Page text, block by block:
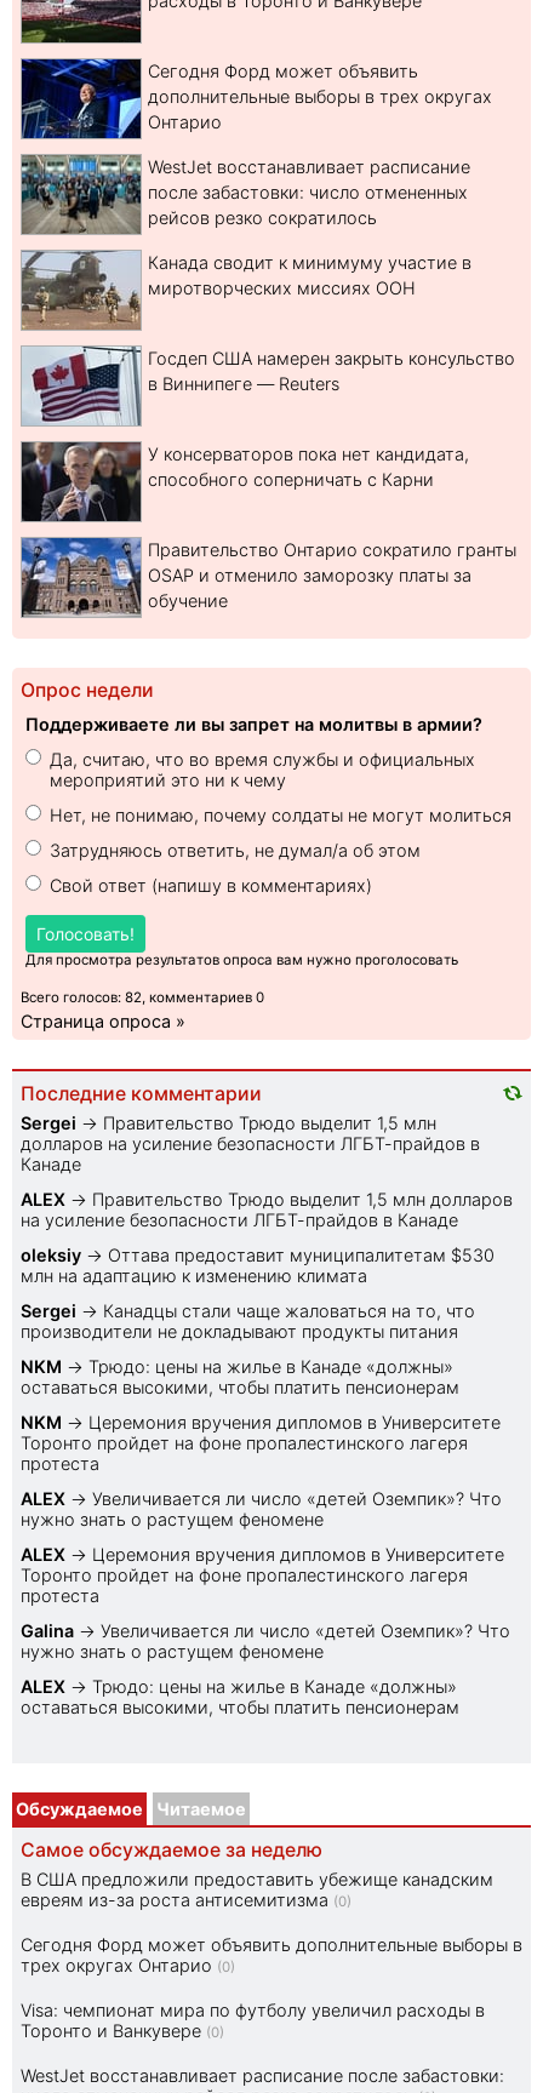
Сегодня Форд может объявить
дополнительные выборы в трех округах
Онтарио
WestJet восстанавливает расписание
после забастовки: число отмененных
рейсов резко сократилось
Канада сводит к минимуму участие в
миротворческих миссиях ООН
Госдеп США намерен закрыть консульство
в Виннипеге — Reuters
У консерваторов пока нет кандидата,
способного соперничать с Карни
Правительство Онтарио сократило гранты
OSAP и отменило заморозку платы за
обучение
Опрос недели
Поддерживаете ли вы запрет на молитвы в армии?
Да, считаю, что во время службы и официальных
мероприятий это ни к чему
Нет, не понимаю, почему солдаты не могут молиться
Затрудняюсь ответить, не думал/а об этом
Свой ответ (напишу в комментариях)
Голосовать!
Для просмотра результатов опроса вам нужно проголосовать
Всего голосов: 82, комментариев 0
Страница опроса »
Последние комментарии
Sеrgei → Правительство Трюдо выделит 1,5 млн
долларов на усиление безопасности ЛГБТ-прайдов в
Канаде
ALEX → Правительство Трюдо выделит 1,5 млн долларов
на усиление безопасности ЛГБТ-прайдов в Канаде
oleksiy → Оттава предоставит муниципалитетам $530
млн на адаптацию к изменению климата
Sеrgei → Канадцы стали чаще жаловаться на то, что
производители не докладывают продукты питания
NKM → Трюдо: цены на жилье в Канаде «должны»
оставаться высокими, чтобы платить пенсионерам
NKM → Церемония вручения дипломов в Университете
Торонто пройдет на фоне пропалестинского лагеря
протеста
ALEX → Увеличивается ли число «детей Оземпик»? Что
нужно знать о растущем феномене
ALEX → Церемония вручения дипломов в Университете
Торонто пройдет на фоне пропалестинского лагеря
протеста
Galina → Увеличивается ли число «детей Оземпик»? Что
нужно знать о растущем феномене
ALEX → Трюдо: цены на жилье в Канаде «должны»
оставаться высокими, чтобы платить пенсионерам
Обсуждаемое Читаемое
Самое обсуждаемое за неделю
В США предложили предоставить убежище канадским
евреям из-за роста антисемитизма (0)
Сегодня Форд может объявить дополнительные выборы в
трех округах Онтарио (0)
Visa: чемпионат мира по футболу увеличил расходы в
Торонто и Ванкувере (0)
WestJet восстанавливает расписание после забастовки: